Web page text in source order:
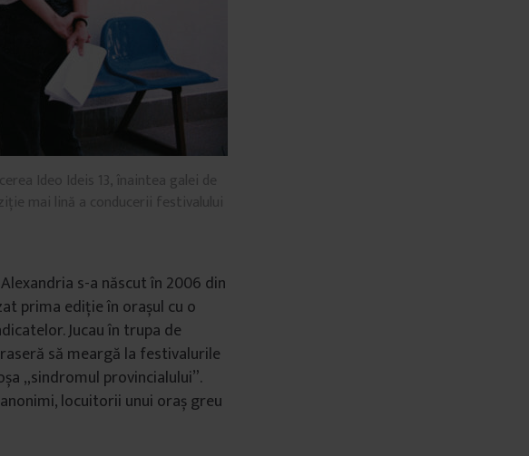
Ideo Ideis 13, înaintea galei de
mai lină a conducerii festivalului
s-a născut în 2006 din
prima ediție în orașul cu o
Jucau în trupa de
să meargă la festivalurile
„sindromul provincialului”.
locuitorii unui oraș greu